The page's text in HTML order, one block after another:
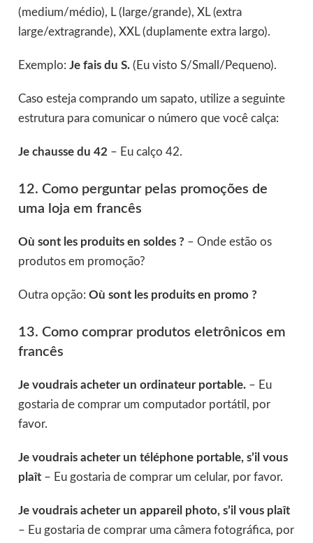
(medium/médio), L (large/grande), XL (extra
large/extragrande), XXL (duplamente extra largo).
Exemplo: Je fais du S.(Eu visto S/Small/Pequeno).
Caso esteja comprando um sapato, utilize a seguinte
estrutura para comunicar o número que você calça:
Je chausse du 42 – Eu calço 42.
12. Como perguntar pelas promoções de
uma loja em francês
Où sont les produits en soldes ? – Onde estão os
produtos em promoção?
Outra opção: Où sont les produits en promo ?
13. Como comprar produtos eletrônicos em
francês
Je voudrais acheter un ordinateur portable. – Eu
gostaria de comprar um computador portátil, por
favor.
Je voudrais acheter un téléphone portable, s’il vous
plaît– Eu gostaria de comprar um celular, por favor.
Je voudrais acheter un appareil photo, s’il vous plaît
– Eu gostaria de comprar uma câmera fotográfica, por